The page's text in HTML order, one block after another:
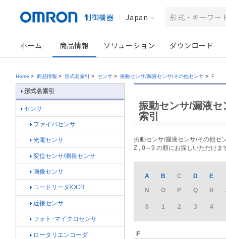
制御機器 Japan
ホーム 商品情報 ソリューション ダウンロード
Home > 商品情報 > 形式名索引 > センサ > 振動センサ/漏液センサ/その他センサ > F
振動センサ/漏液
索引
振動センサ/漏液センサ/その他セ
Z , 0～9 の順にお探しいただけま
A B C D E
N
O P Q R
0 1 2 3 4
F
形式名索引
センサ
ファイバセンサ
光電センサ
変位センサ/測長センサ
画像センサ
コードリーダ/OCR
近接センサ
フォト･マイクロセンサ
ロータリエンコーダ